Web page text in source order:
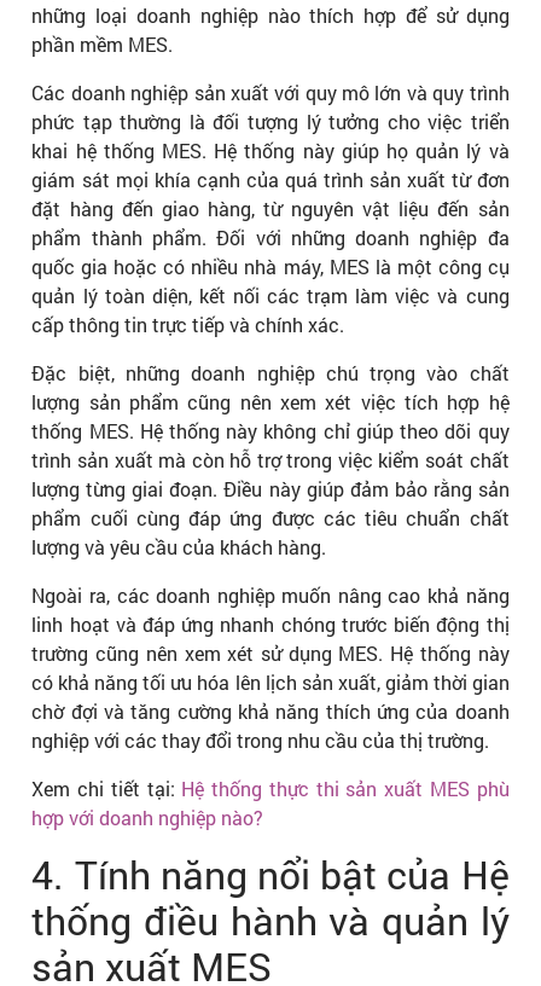
những loại doanh nghiệp nào thích hợp để sử dụng
phần mềm MES.
Các doanh nghiệp sản xuất với quy mô lớn và quy trình
phức tạp thường là đối tượng lý tưởng cho việc triển
khai hệ thống MES. Hệ thống này giúp họ quản lý và
giám sát mọi khía cạnh của quá trình sản xuất từ đơn
đặt hàng đến giao hàng, từ nguyên vật liệu đến sản
phẩm thành phẩm. Đối với những doanh nghiệp đa
quốc gia hoặc có nhiều nhà máy, MES là một công cụ
quản lý toàn diện, kết nối các trạm làm việc và cung
cấp thông tin trực tiếp và chính xác.
Đặc biệt, những doanh nghiệp chú trọng vào chất
lượng sản phẩm cũng nên xem xét việc tích hợp hệ
thống MES. Hệ thống này không chỉ giúp theo dõi quy
trình sản xuất mà còn hỗ trợ trong việc kiểm soát chất
lượng từng giai đoạn. Điều này giúp đảm bảo rằng sản
phẩm cuối cùng đáp ứng được các tiêu chuẩn chất
lượng và yêu cầu của khách hàng.
Ngoài ra, các doanh nghiệp muốn nâng cao khả năng
linh hoạt và đáp ứng nhanh chóng trước biến động thị
trường cũng nên xem xét sử dụng MES. Hệ thống này
có khả năng tối ưu hóa lên lịch sản xuất, giảm thời gian
chờ đợi và tăng cường khả năng thích ứng của doanh
nghiệp với các thay đổi trong nhu cầu của thị trường.
Xem chi tiết tại: Hệ thống thực thi sản xuất MES phù
hợp với doanh nghiệp nào?
4. Tính năng nổi bật của Hệ
thống điều hành và quản lý
sản xuất MES